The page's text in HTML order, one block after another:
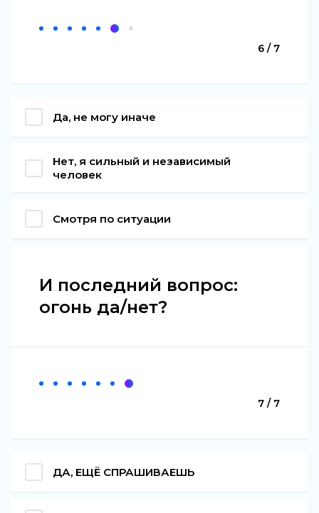
6 / 7
Да, не могу иначе
Нет, я сильный и независимый
человек
Смотря по ситуации
И последний вопрос:
огонь да/нет?
7 / 7
ДА, ЕЩЁ СПРАШИВАЕШЬ